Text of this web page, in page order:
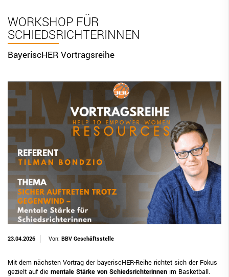
WORKSHOP FÜR
SCHIEDSRICHTERINNEN
BayeriscHER Vortragsreihe
23.04.2026 Von: BBV Geschäftsstelle
Mit dem nächsten Vortrag der bayeriscHER-Reihe richtet sich der Fokus
gezielt auf die mentale Stärke von Schiedsrichterinnen im Basketball.
BBV Links
DIGITAL SCORE SHEET
STRUKTURREFORM